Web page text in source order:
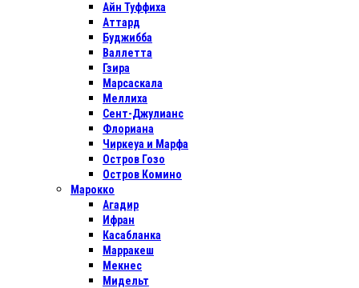
Айн Туффиха
Аттард
Буджибба
Валлетта
Гзира
Марсаскала
Меллиха
Сент-Джулианс
Флориана
Чиркеуа и Марфа
Остров Гозо
Остров Комино
Марокко
Агадир
Ифран
Касабланка
Марракеш
Мекнес
Мидельт